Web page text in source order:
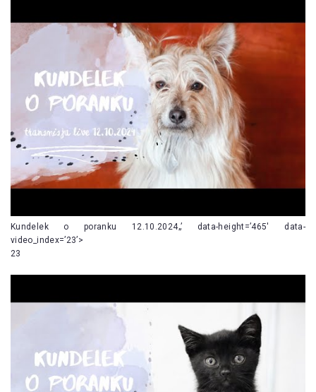
Kundelek o poranku 12.10.2024„’ data-height=’465′ data-
video_index=’23’>
23